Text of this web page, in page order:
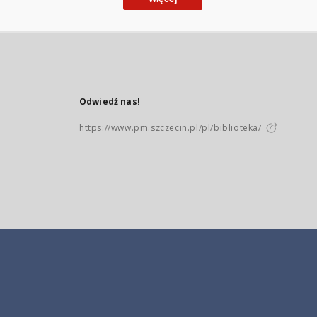
Odwiedź nas!
https://www.pm.szczecin.pl/pl/biblioteka/